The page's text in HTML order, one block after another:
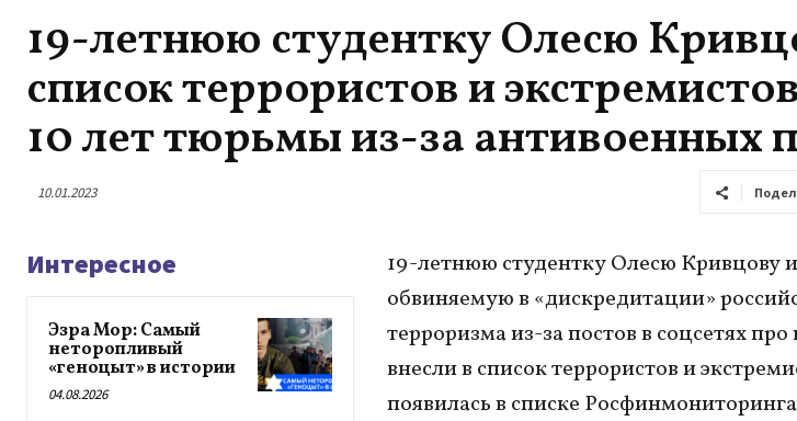
19-летнюю студентку Олесю
список террористов и
10 лет тюрьмы из-за антивоенных
10.01.2023
Интересное
Эзра Мор: Самый
неторопливый
«геноцыт» в истории
04.08.2026
19-летнюю студентку Олесю Кривцову
обвиняемую в «дискредитации»
терроризма из-за постов в соцсетях
внесли в список террористов и
появилась в списке